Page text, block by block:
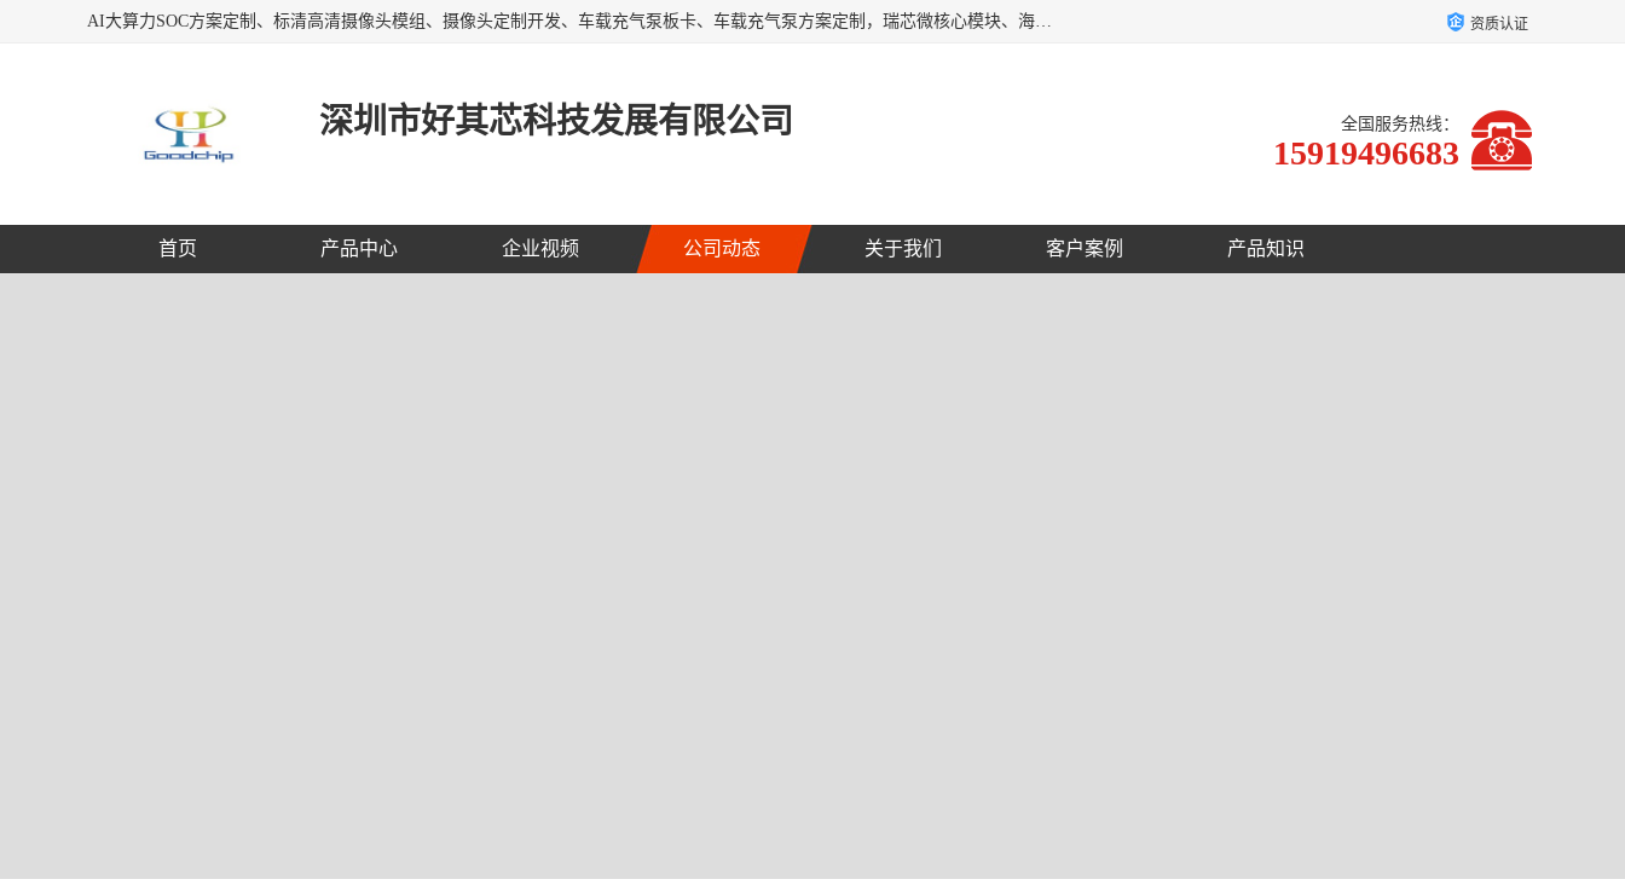
AI大算力SOC方案定制、标清高清摄像头模组、摄像头定制开发、车载充气泵板卡、车载充气泵方案定制，瑞芯微核心模块、海思核心模块、AI网关、边缘网关、边缘盒子、工控机、工业网关，Atmel触摸芯片、MCU、nor flash 资质认证
深圳市好其芯科技发展有限公司 全国服务热线：
15919496683
首页 产品中心 企业视频 公司动态 关于我们 客户案例 产品知识